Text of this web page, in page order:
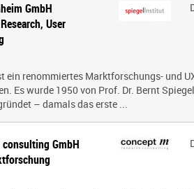
GmbH
User
ein renommiertes Marktforschungs- und
Es wurde 1950 von Prof. Dr. Bernt
– damals das erste ...
GmbH